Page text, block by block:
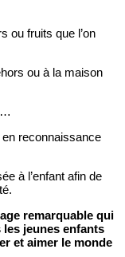
ou fruits que l’on
ou à la maison
reconnaissance
à l’enfant afin de
remarquable qui
jeunes enfants
et aimer le monde